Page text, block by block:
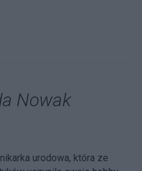
Nowak
urodowa, która ze